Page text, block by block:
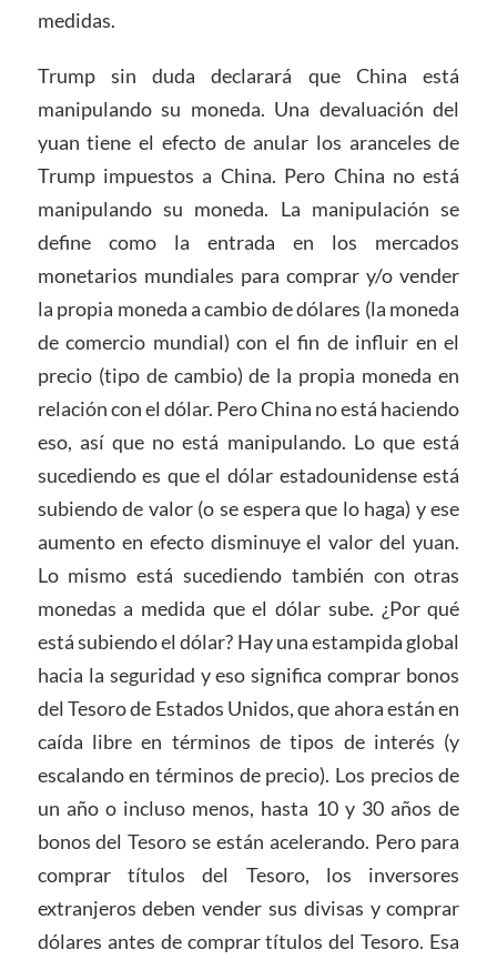
medidas.
Trump sin duda declarará que China está
manipulando su moneda. Una devaluación del
yuan tiene el efecto de anular los aranceles de
Trump impuestos a China. Pero China no está
manipulando su moneda. La manipulación se
define como la entrada en los mercados
monetarios mundiales para comprar y/o vender
la propia moneda a cambio de dólares (la moneda
de comercio mundial) con el fin de influir en el
precio (tipo de cambio) de la propia moneda en
relación con el dólar. Pero China no está haciendo
eso, así que no está manipulando. Lo que está
sucediendo es que el dólar estadounidense está
subiendo de valor (o se espera que lo haga) y ese
aumento en efecto disminuye el valor del yuan.
Lo mismo está sucediendo también con otras
monedas a medida que el dólar sube. ¿Por qué
está subiendo el dólar? Hay una estampida global
hacia la seguridad y eso significa comprar bonos
del Tesoro de Estados Unidos, que ahora están en
caída libre en términos de tipos de interés (y
escalando en términos de precio). Los precios de
un año o incluso menos, hasta 10 y 30 años de
bonos del Tesoro se están acelerando. Pero para
comprar títulos del Tesoro, los inversores
extranjeros deben vender sus divisas y comprar
dólares antes de comprar títulos del Tesoro. Esa